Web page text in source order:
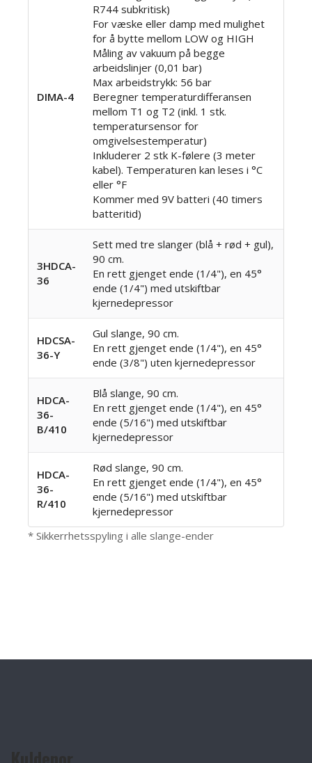
DIMA-4
R744 subkritisk)
For væske eller damp med mulighet
for å bytte mellom LOW og HIGH
Måling av vakuum på begge
arbeidslinjer (0,01 bar)
Max arbeidstrykk: 56 bar
Beregner temperaturdifferansen
mellom T1 og T2 (inkl. 1 stk.
temperatursensor for
omgivelsestemperatur)
Inkluderer 2 stk K-følere (3 meter
kabel). Temperaturen kan leses i °C
eller °F
Kommer med 9V batteri (40 timers
batteritid)
3HDCA-
36
Sett med tre slanger (blå + rød + gul),
90 cm.
En rett gjenget ende (1/4"), en 45°
ende (1/4") med utskiftbar
kjernedepressor
HDCSA-
36-Y
Gul slange, 90 cm.
En rett gjenget ende (1/4"), en 45°
ende (3/8") uten kjernedepressor
HDCA-
36-
B/410
Blå slange, 90 cm.
En rett gjenget ende (1/4"), en 45°
ende (5/16") med utskiftbar
kjernedepressor
HDCA-
36-
R/410
Rød slange, 90 cm.
En rett gjenget ende (1/4"), en 45°
ende (5/16") med utskiftbar
kjernedepressor
* Sikkerrhetsspyling i alle slange-ender